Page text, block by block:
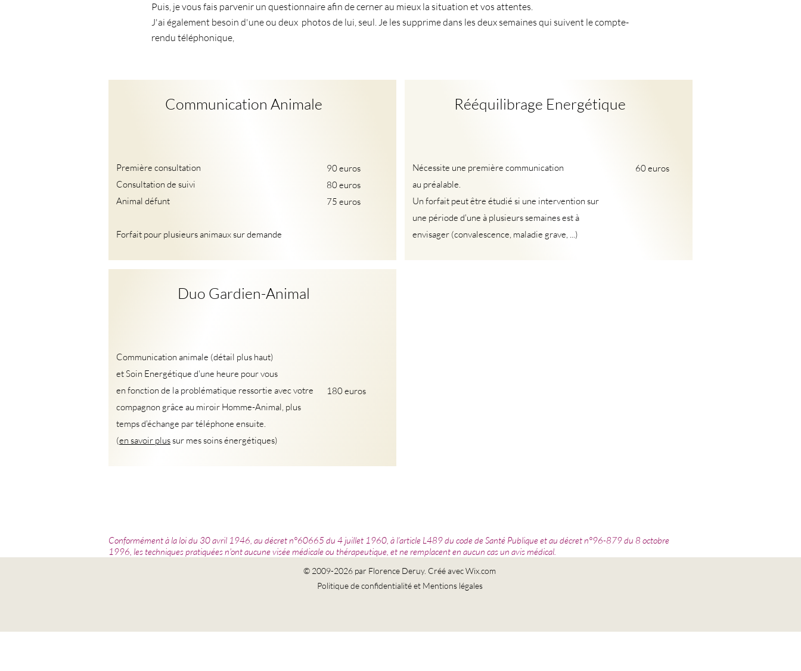
Puis, je vous fais parvenir un questionnaire afin de cerner au mieux la situation et vos attentes.
J'ai également besoin d'une ou deux photos de lui, seul. Je les supprime dans les deux semaines qui suivent le compte-
rendu téléphonique,
Communication Animale
Première consultation
Consultation de suivi
Animal défunt
Forfait pour plusieurs animaux sur demande
90 euros
80 euros
75 euros
Duo Gardien-Animal
Communication animale (détail plus haut)
et Soin Energétique d'une heure pour vous
en fonction de la problématique ressortie avec votre
compagnon grâce au miroir Homme-Animal, plus
temps d'échange par téléphone ensuite.
(en savoir plussur mes soins énergétiques)
180 euros
Rééquilibrage Energétique
Nécessite une première communication
au préalable.
Un forfait peut être étudié si une intervention sur
une période d'une à plusieurs semaines est à
envisager (convalescence, maladie grave, ...)
60 euros
Conformément à la loi du 30 avril 1946, au décret n°60665 du 4 juillet 1960, à l’article L489 du code de Santé Publique et au décret n°96-879 du 8 octobre
1996, les techniques pratiquées n'ont aucune visée médicale ou thérapeutique, et ne remplacent en aucun cas un avis médical.
© 2009-2026 par Florence Deruy. Créé avec Wix.com
Politique de confidentialité et Mentions légales